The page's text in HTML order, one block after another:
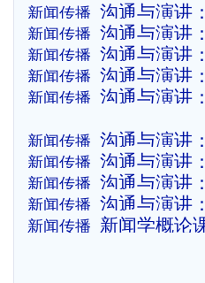
新闻传播 沟通与演讲
新闻传播 沟通与演讲
新闻传播 沟通与演讲
新闻传播 沟通与演讲
新闻传播 沟通与演讲
新闻传播 沟通与演讲
新闻传播 沟通与演讲
新闻传播 沟通与演讲
新闻传播 沟通与演讲
新闻传播 新闻学概论